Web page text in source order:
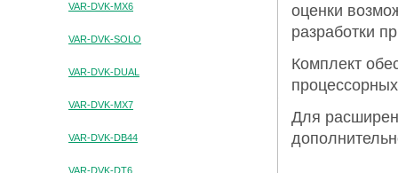
VAR-DVK-MX6
VAR-DVK-SOLO
VAR-DVK-DUAL
VAR-DVK-MX7
VAR-DVK-DB44
VAR-DVK-DT6
оценки
разработки
Комплект
Для